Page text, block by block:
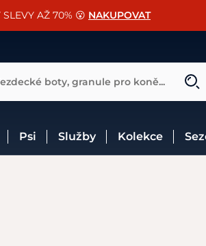
na vše od Cassini! CHCI SLEVU
SLEVY AŽ 70% 😮 NAKUPOVAT
k vybraným sedlům ZDARMA 🐴
boty, granule pro koně...
Psi Služby Kolekce